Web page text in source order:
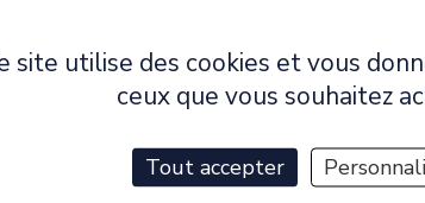
de 10h à 11h15 dont le titre est :
and usage-driven innovation
la méthodologie Radical Innovation
site utilise des cookies et vous
ceux que vous souhaitez
Tout accepter